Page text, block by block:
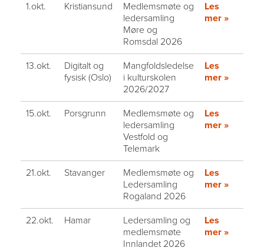
1.okt. Kristiansund
Medlemsmøte og
ledersamling
Møre og
Romsdal 2026
Les
mer »
13.okt.
Digitalt og
fysisk (Oslo)
Mangfoldsledelse
i kulturskolen
2026/2027
Les
mer »
15.okt. Porsgrunn
Medlemsmøte og
ledersamling
Vestfold og
Telemark
Les
mer »
21.okt. Stavanger
Medlemsmøte og
Ledersamling
Rogaland 2026
Les
mer »
22.okt. Hamar
Ledersamling og
medlemsmøte
Innlandet 2026
Les
mer »